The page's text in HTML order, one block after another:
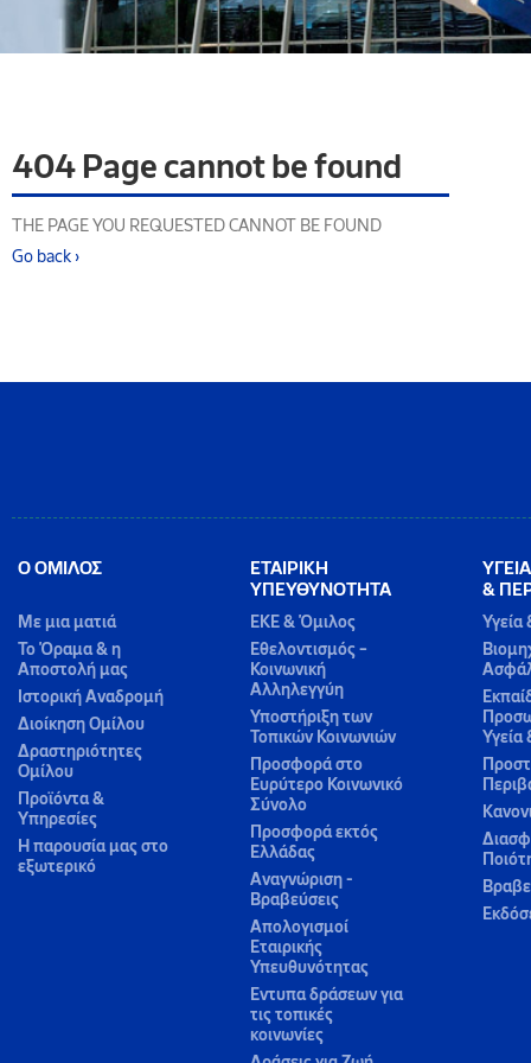
404 Page cannot be found
THE PAGE YOU REQUESTED CANNOT BE FOUND
Go back ›
Ο ΟΜΙΛΟΣ
Με μια ματιά
Το Όραμα & η
Αποστολή μας
Ιστορική Αναδρομή
Διοίκηση Ομίλου
Δραστηριότητες
Ομίλου
Προϊόντα &
Yπηρεσίες
Η παρουσία μας στο
εξωτερικό
ΕΤΑΙΡΙΚΗ
ΥΠΕΥΘΥΝΟΤΗΤΑ
ΕΚΕ & Όμιλος
Εθελοντισμός –
Κοινωνική
Αλληλεγγύη
Υποστήριξη των
Τοπικών Κοινωνιών
Προσφορά στο
Ευρύτερο Κοινωνικό
Σύνολο
Προσφορά εκτός
Ελλάδας
Αναγνώριση -
Βραβεύσεις
Απολογισμοί
Εταιρικής
Υπευθυνότητας
Εντυπα δράσεων για
τις τοπικές
κοινωνίες
&
Υγεία
Υγεία